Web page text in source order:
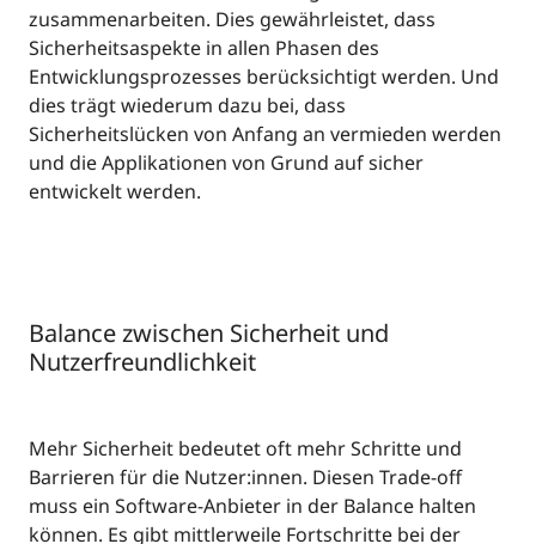
zusammenarbeiten. Dies gewährleistet, dass
Sicherheitsaspekte in allen Phasen des
Entwicklungsprozesses berücksichtigt werden. Und
dies trägt wiederum dazu bei, dass
Sicherheitslücken von Anfang an vermieden werden
und die Applikationen von Grund auf sicher
entwickelt werden.
Balance zwischen Sicherheit und
Nutzerfreundlichkeit
Mehr Sicherheit bedeutet oft mehr Schritte und
Barrieren für die Nutzer:innen. Diesen Trade-off
muss ein Software-Anbieter in der Balance halten
können. Es gibt mittlerweile Fortschritte bei der